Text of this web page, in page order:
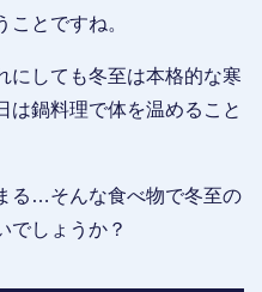
とですね。
にしても冬至は本格的な寒
は鍋料理で体を温めること
る…そんな食べ物で冬至の
でしょうか？